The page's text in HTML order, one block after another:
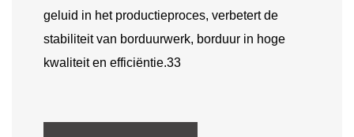
geluid in het productieproces, verbetert de
stabiliteit van borduurwerk, borduur in hoge
kwaliteit en efficiëntie.33